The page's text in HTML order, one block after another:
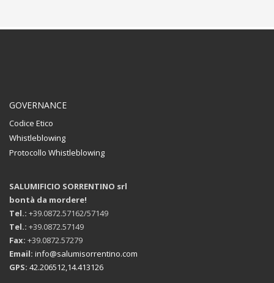
GOVERNANCE
Codice Etico
Whistleblowing
Protocollo Whistleblowing
SALUMIFICIO SORRENTINO srl
bontà da mordere!
Tel.: +39.0872.57162/57149
Tel.: +39.0872.57149
Fax: +39.0872.57279
Email: info@salumisorrentino.com
GPS: 42.206512,14.413126